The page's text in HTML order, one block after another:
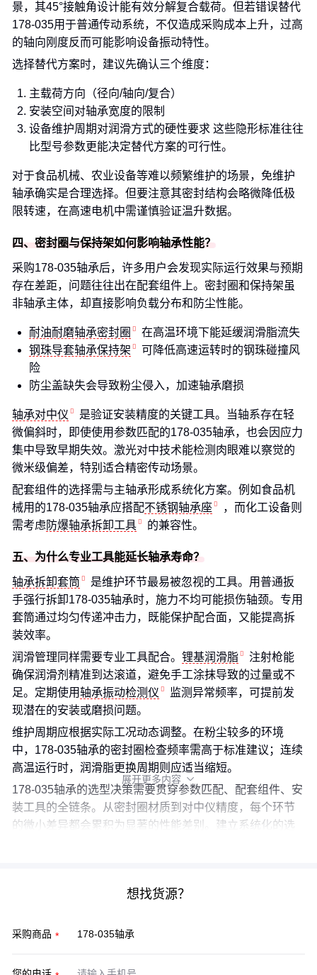
景，其45°接触角设计能有效分解复合载荷。但若错误替代
178-035用于普通传动系统，不仅造成采购成本上升，过高
的轴向刚度反而可能影响设备振动特性。
选择替代方案时，建议先确认三个维度：
主载荷方向（径向/轴向/复合）
安装空间对轴承宽度的限制
设备维护周期对润滑方式的硬性要求 这些隐形标准往往
比型号参数更能决定替代方案的可行性。
对于食品机械、农业设备等难以频繁维护的场景，免维护
轴承确实是合理选择。但要注意其密封结构会略微降低极
限转速，在高速电机中需谨慎验证温升数据。
四、密封圈与保持架如何影响轴承性能？
采购178-035轴承后，许多用户会发现实际运行效果与预期
存在差距，问题往往出在配套组件上。密封圈和保持架虽
非轴承主体，却直接影响负载分布和防尘性能。
耐油耐磨轴承密封圈
在高温环境下能延缓润滑脂流失
钢珠导套轴承保持架
可降低高速运转时的钢珠碰撞风
险
防尘盖缺失会导致粉尘侵入，加速轴承磨损
轴承对中仪
是验证安装精度的关键工具。当轴系存在轻
微偏斜时，即使使用参数匹配的178-035轴承，也会因应力
集中导致早期失效。激光对中技术能检测肉眼难以察觉的
微米级偏差，特别适合精密传动场景。
配套组件的选择需与主轴承形成系统化方案。例如食品机
械用的178-035轴承应搭配不锈钢轴承座
，而化工设备则
需考虑 防爆轴承拆卸工具 的兼容性。
五、为什么专业工具能延长轴承寿命？
轴承拆卸套筒
是维护环节最易被忽视的工具。用普通扳
手强行拆卸178-035轴承时，施力不均可能损伤轴颈。专用
套筒通过均匀传递冲击力，既能保护配合面，又能提高拆
装效率。
润滑管理同样需要专业工具配合。 锂基润滑脂
注射枪能
确保润滑剂精准到达滚道，避免手工涂抹导致的过量或不
足。定期使用轴承振动检测仪
监测异常频率，可提前发
现潜在的安装或磨损问题。
维护周期应根据实际工况动态调整。在粉尘较多的环境
中，178-035轴承的密封圈检查频率需高于标准建议；连续
高温运行时，润滑脂更换周期则应适当缩短。
178-035轴承的选型决策需要贯穿参数匹配、配套组件、安
装工具的全链条。从密封圈材质到对中仪精度，每个环节
的微小差异都会累积为显著的性能差别。建立系统化的选
展开更多内容 
想找货源？
采购商品